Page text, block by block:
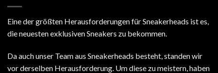
Eine der größten Herausforderungen für Sneakerheads ist es,
die neuesten exklusiven Sneakers zu bekommen.
Da auch unser Team aus Sneakerheads besteht, standen wir
vor derselben Herausforderung. Um diese zu meistern, haben